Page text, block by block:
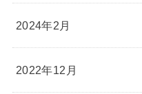
2024年2月
2022年12月